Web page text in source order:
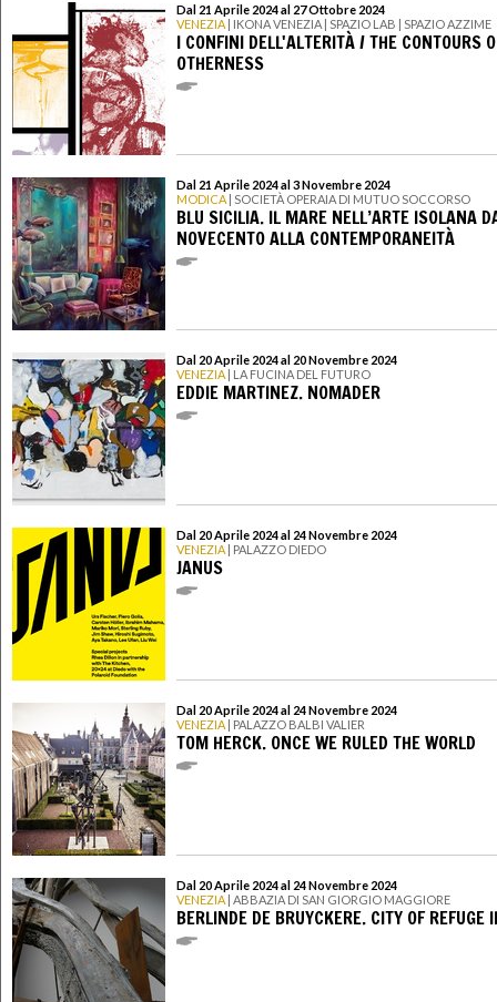
Dal 21 Aprile 2024 al 27 Ottobre 2024
VENEZIA | IKONA VENEZIA | SPAZIO LAB | SPAZIO AZZIME
I CONFINI DELL'ALTERITÀ / THE CONTOURS
OTHERNESS
Dal 21 Aprile 2024 al 3 Novembre 2024
MODICA | SOCIETÀ OPERAIA DI MUTUO SOCCORSO
BLU SICILIA. IL MARE NELL’ARTE ISOLANA
NOVECENTO ALLA CONTEMPORANEITÀ
Dal 20 Aprile 2024 al 20 Novembre 2024
VENEZIA | LA FUCINA DEL FUTURO
EDDIE MARTINEZ. NOMADER
Dal 20 Aprile 2024 al 24 Novembre 2024
VENEZIA | PALAZZO DIEDO
JANUS
Dal 20 Aprile 2024 al 24 Novembre 2024
VENEZIA | PALAZZO BALBI VALIER
TOM HERCK. ONCE WE RULED THE WORLD
Dal 20 Aprile 2024 al 24 Novembre 2024
VENEZIA | ABBAZIA DI SAN GIORGIO MAGGIORE
BERLINDE DE BRUYCKERE. CITY OF REFUGE